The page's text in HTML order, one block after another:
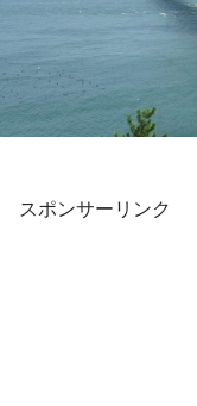
スポンサーリンク